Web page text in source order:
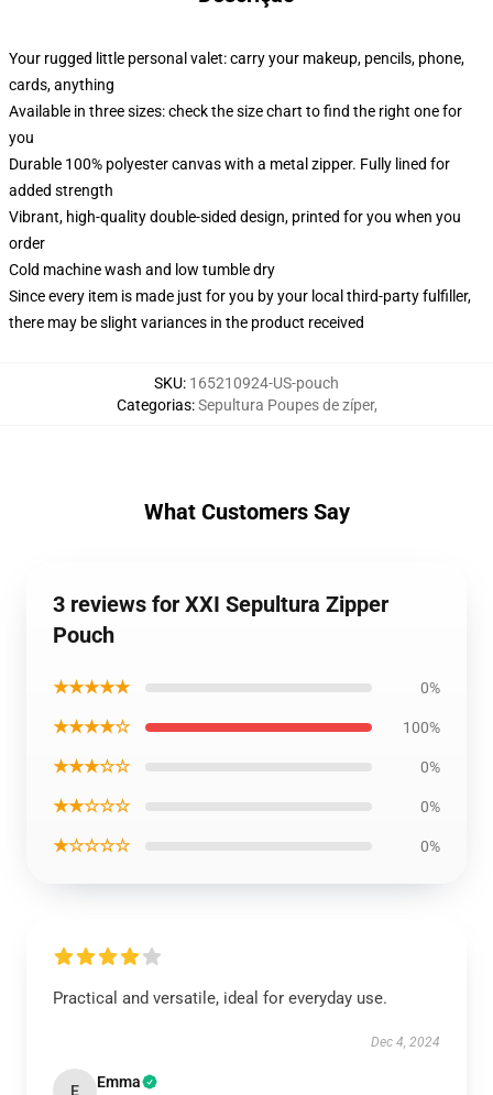
Your rugged little personal valet: carry your makeup, pencils, phone,
cards, anything
Available in three sizes: check the size chart to find the right one for
you
Durable 100% polyester canvas with a metal zipper. Fully lined for
added strength
Vibrant, high-quality double-sided design, printed for you when you
order
Cold machine wash and low tumble dry
Since every item is made just for you by your local third-party fulfiller,
there may be slight variances in the product received
SKU: 165210924-US-pouch
Categorias:Sepultura Poupes de zíper,
What Customers Say
3 reviews for XXI Sepultura Zipper
Pouch
★★★★★ 0%
★★★★☆ 100%
★★★☆☆ 0%
★★☆☆☆ 0%
★☆☆☆☆ 0%
Practical and versatile, ideal for everyday use.
Dec 4, 2024
E Emma